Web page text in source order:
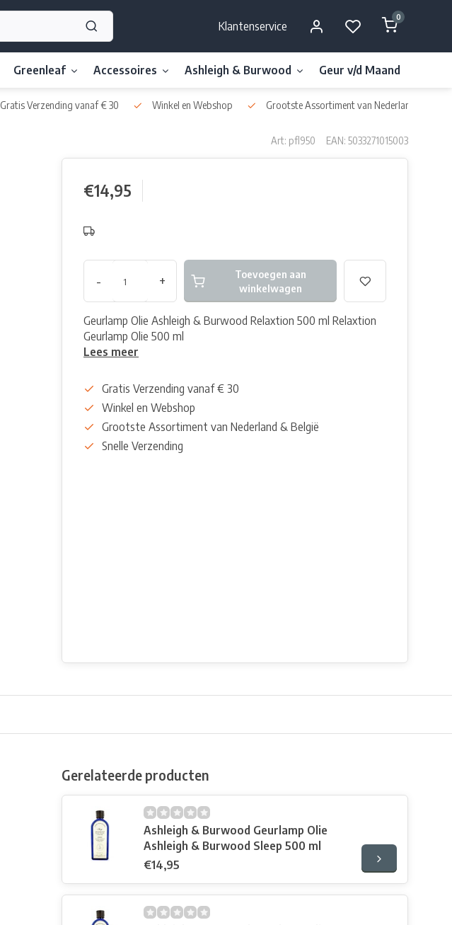
Klantenservice
0
Greenleaf Accessoires Ashleigh & Burwood Geur v/d Maand
Gratis Verzending vanaf € 30 Winkel en Webshop Grootste Assortiment van Nederland & België
Art: pfl950 EAN: 5033271015003
€14,95
- +
Toevoegen aan
winkelwagen
Geurlamp Olie Ashleigh & Burwood Relaxtion 500 ml Relaxtion
Geurlamp Olie 500 ml
Lees meer
Gratis Verzending vanaf € 30
Winkel en Webshop
Grootste Assortiment van Nederland & België
Snelle Verzending
Gerelateerde producten
Ashleigh & Burwood Geurlamp Olie
Ashleigh & Burwood Sleep 500 ml
€14,95